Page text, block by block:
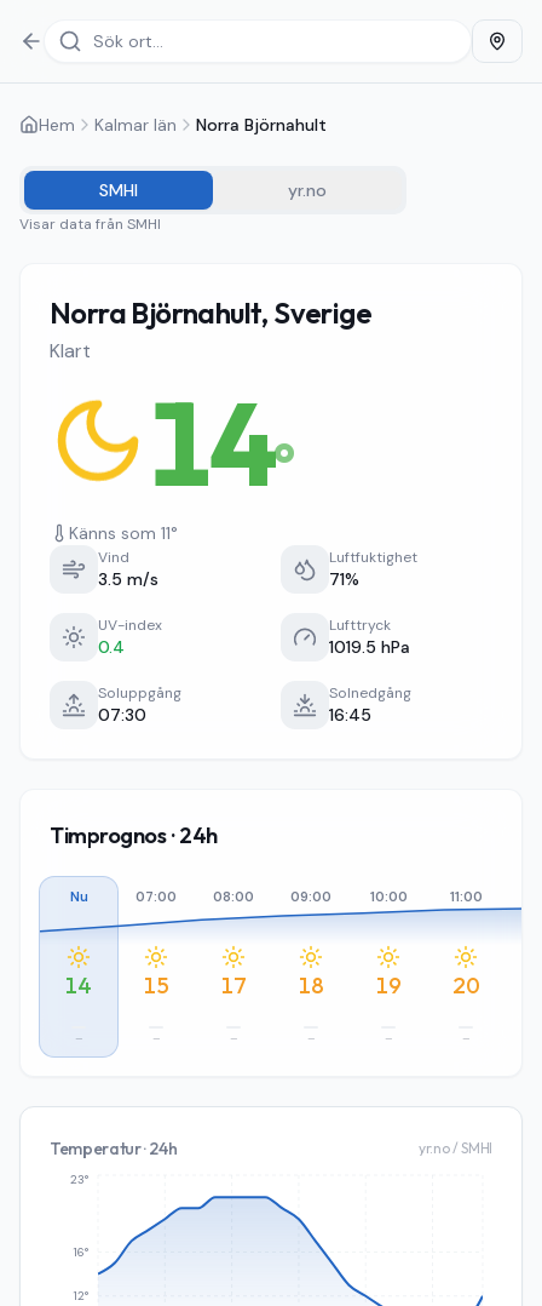
Hem Kalmar län Norra Björnahult
SMHI yr.no
Visar data från SMHI
Norra Björnahult, Sverige
Klart
14°
Känns som 11°
Vind
3.5 m/s
Luftfuktighet
71%
UV-index
0.4
Lufttryck
1019.5 hPa
Soluppgång
07:30
Solnedgång
16:45
Timprognos · 24h
Nu
14
–
07:00
15
–
08:00
17
–
09:00
18
–
10:00
19
–
11:00
20
–
Temperatur · 24h yr.no / SMHI
12°
16°
23°